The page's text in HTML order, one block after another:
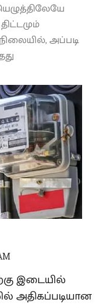
அப்படி
இடையில்
அதிகப்படியான